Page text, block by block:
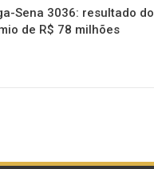
Sena 3036: resultado do
de R$ 78 milhões